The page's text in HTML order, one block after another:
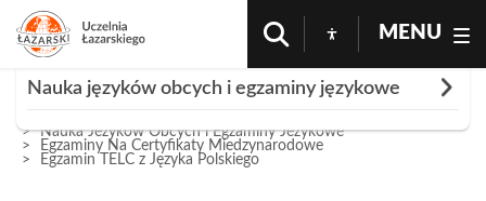
MENU
Nauka Jezykow Obcych i Egzaminy Jezykowe
Egzaminy Na Certyfikaty Miedzynarodowe
Egzamin TELC z Języka Polskiego
Nauka języków obcych i egzaminy językowe
Rozwiń
Czy potrzebujesz kursu?